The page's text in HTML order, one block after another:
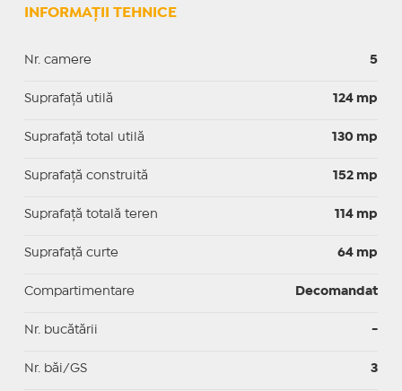
INFORMAȚII TEHNICE
Nr. camere 5
Suprafaţă utilă 124 mp
Suprafaţă total utilă 130 mp
Suprafaţă construită 152 mp
Suprafață totală teren 114 mp
Suprafaţă curte 64 mp
Compartimentare Decomandat
Nr. bucătării -
Nr. băi/GS 3